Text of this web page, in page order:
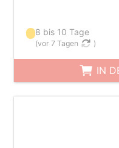
8 bis 10 Tage
(vor 7 Tagen )
IN